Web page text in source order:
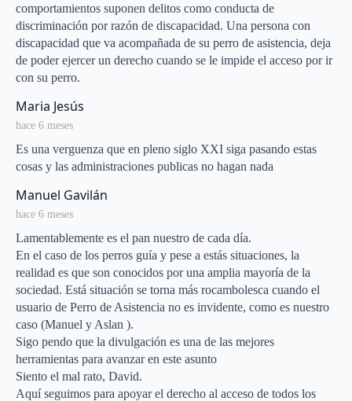
comportamientos suponen delitos como conducta de
discriminación por razón de discapacidad. Una persona con
discapacidad que va acompañada de su perro de asistencia, deja
de poder ejercer un derecho cuando se le impide el acceso por ir
con su perro.
Maria Jesús
hace 6 meses
Es una verguenza que en pleno siglo XXI siga pasando estas
cosas y las administraciones publicas no hagan nada
Manuel Gavilán
hace 6 meses
Lamentablemente es el pan nuestro de cada día.
En el caso de los perros guía y pese a estás situaciones, la
realidad es que son conocidos por una amplia mayoría de la
sociedad. Está situación se torna más rocambolesca cuando el
usuario de Perro de Asistencia no es invidente, como es nuestro
caso (Manuel y Aslan ).
Sigo pendo que la divulgación es una de las mejores
herramientas para avanzar en este asunto
Siento el mal rato, David.
Aquí seguimos para apoyar el derecho al acceso de todos los